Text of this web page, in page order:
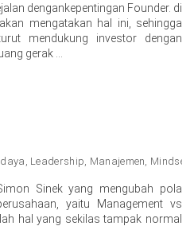
dengankepentingan Founder. di
mengatakan hal ini, sehingga
mendukung investor dengan
gerak …
, Leadership, Manajemen, Mindset
Sinek yang mengubah pola
yaitu Management vs
hal yang sekilas tampak normal